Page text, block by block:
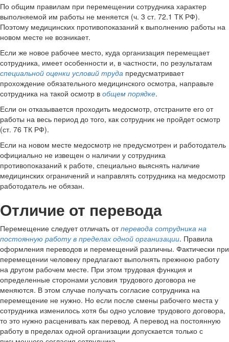
По общим правилам при перемещении сотрудника характер
выполняемой им работы не меняется (ч. 3 ст. 72.1 ТК РФ).
Поэтому медицинских противопоказаний к выполнению работы на
новом месте не возникает.
Если же новое рабочее место, куда организация перемещает
сотрудника, имеет особенности и, в частности, по результатам
специальной оценки условий труда предусматривает
прохождение обязательного медицинского осмотра, направьте
сотрудника на такой осмотр в общем порядке.
Если он отказывается проходить медосмотр, отстраните его от
работы на весь период до того, как сотрудник не пройдет осмотр
(ст. 76 ТК РФ).
Если на новом месте медосмотр не предусмотрен и работодатель
официально не извещен о наличии у сотрудника
противопоказаний к работе, специально выяснять наличие
медицинских ограничений и направлять сотрудника на медосмотр
работодатель не обязан.
Отличие от перевода
Перемещение следует отличать отперевода сотрудника на
постоянную работу в пределах одной организации. Правила
оформления переводов и перемещений различны. Фактически при
перемещении человеку предлагают выполнять прежнюю работу
на другом рабочем месте. При этом трудовая функция и
определенные сторонами условия трудового договора не
меняются. В этом случае получать согласие сотрудника на
перемещение не нужно. Но если после смены рабочего места у
сотрудника изменилось хотя бы одно условие трудового договора,
то это нужно расценивать как перевод. А перевод на постоянную
работу в пределах одной организации допускается только с